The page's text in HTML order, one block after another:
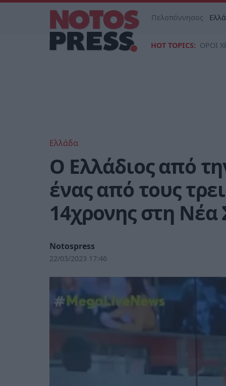
Πελοπόννησος
HOT TOPICS: ΟΡΟΙ
Ελλάδα
Ο Ελλάδιος από
ένας από τους
14χρονης στη Νέα
Notospress
22/03/2023 17:46